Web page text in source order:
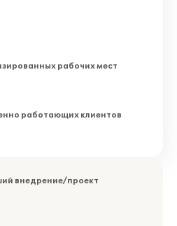
рабочих мест
работающих клиентов
внедрение/проект